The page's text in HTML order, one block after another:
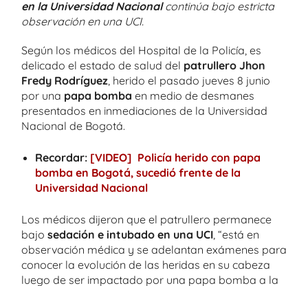
en la Universidad Nacionalcontinúa bajo estricta
observación en una UCI.
Según los médicos del Hospital de la Policía, es
delicado el estado de salud del patrullero Jhon
Fredy Rodríguez , herido el pasado jueves 8 junio
por una papa bomba en medio de desmanes
presentados en inmediaciones de la Universidad
Nacional de Bogotá.
Recordar: [VIDEO] Policía herido con papa
bomba en Bogotá, sucedió frente de la
Universidad Nacional
Los médicos dijeron que el patrullero permanece
bajo sedación e intubado en una UCI , “está en
observación médica y se adelantan exámenes para
conocer la evolución de las heridas en su cabeza
luego de ser impactado por una papa bomba a la